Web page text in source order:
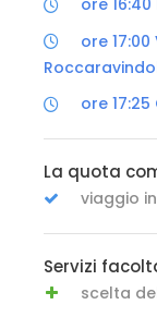
ore
ore
ore
La quota
viaggio
Servizi
scelta